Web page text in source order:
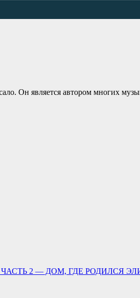
Он является автором многих
2 — ДОМ, ГДЕ РОДИЛСЯ